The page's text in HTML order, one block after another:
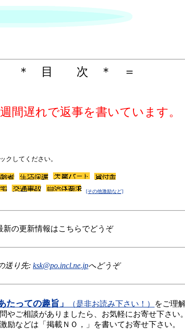
」 ＊ 目 次 ＊ ＝
間遅れで返事を書いています
クしてください。
[その他激励など]
の更新情報はこちらでどうぞ
送り先: ksk@po.incl.ne.jpへどうぞ
たっての趣旨」 （是非お読み下さい！）
をご理
やご相談がありましたら、お気軽にお寄せ下さい。
励などは「掲載ＮＯ，」を書いてお寄せ下さい。